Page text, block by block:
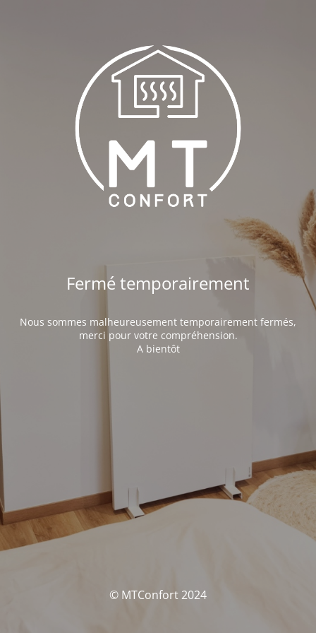
Fermé temporairement
Nous sommes malheureusement temporairement fermés,
merci pour votre compréhension.
A bientôt
© MTConfort 2024